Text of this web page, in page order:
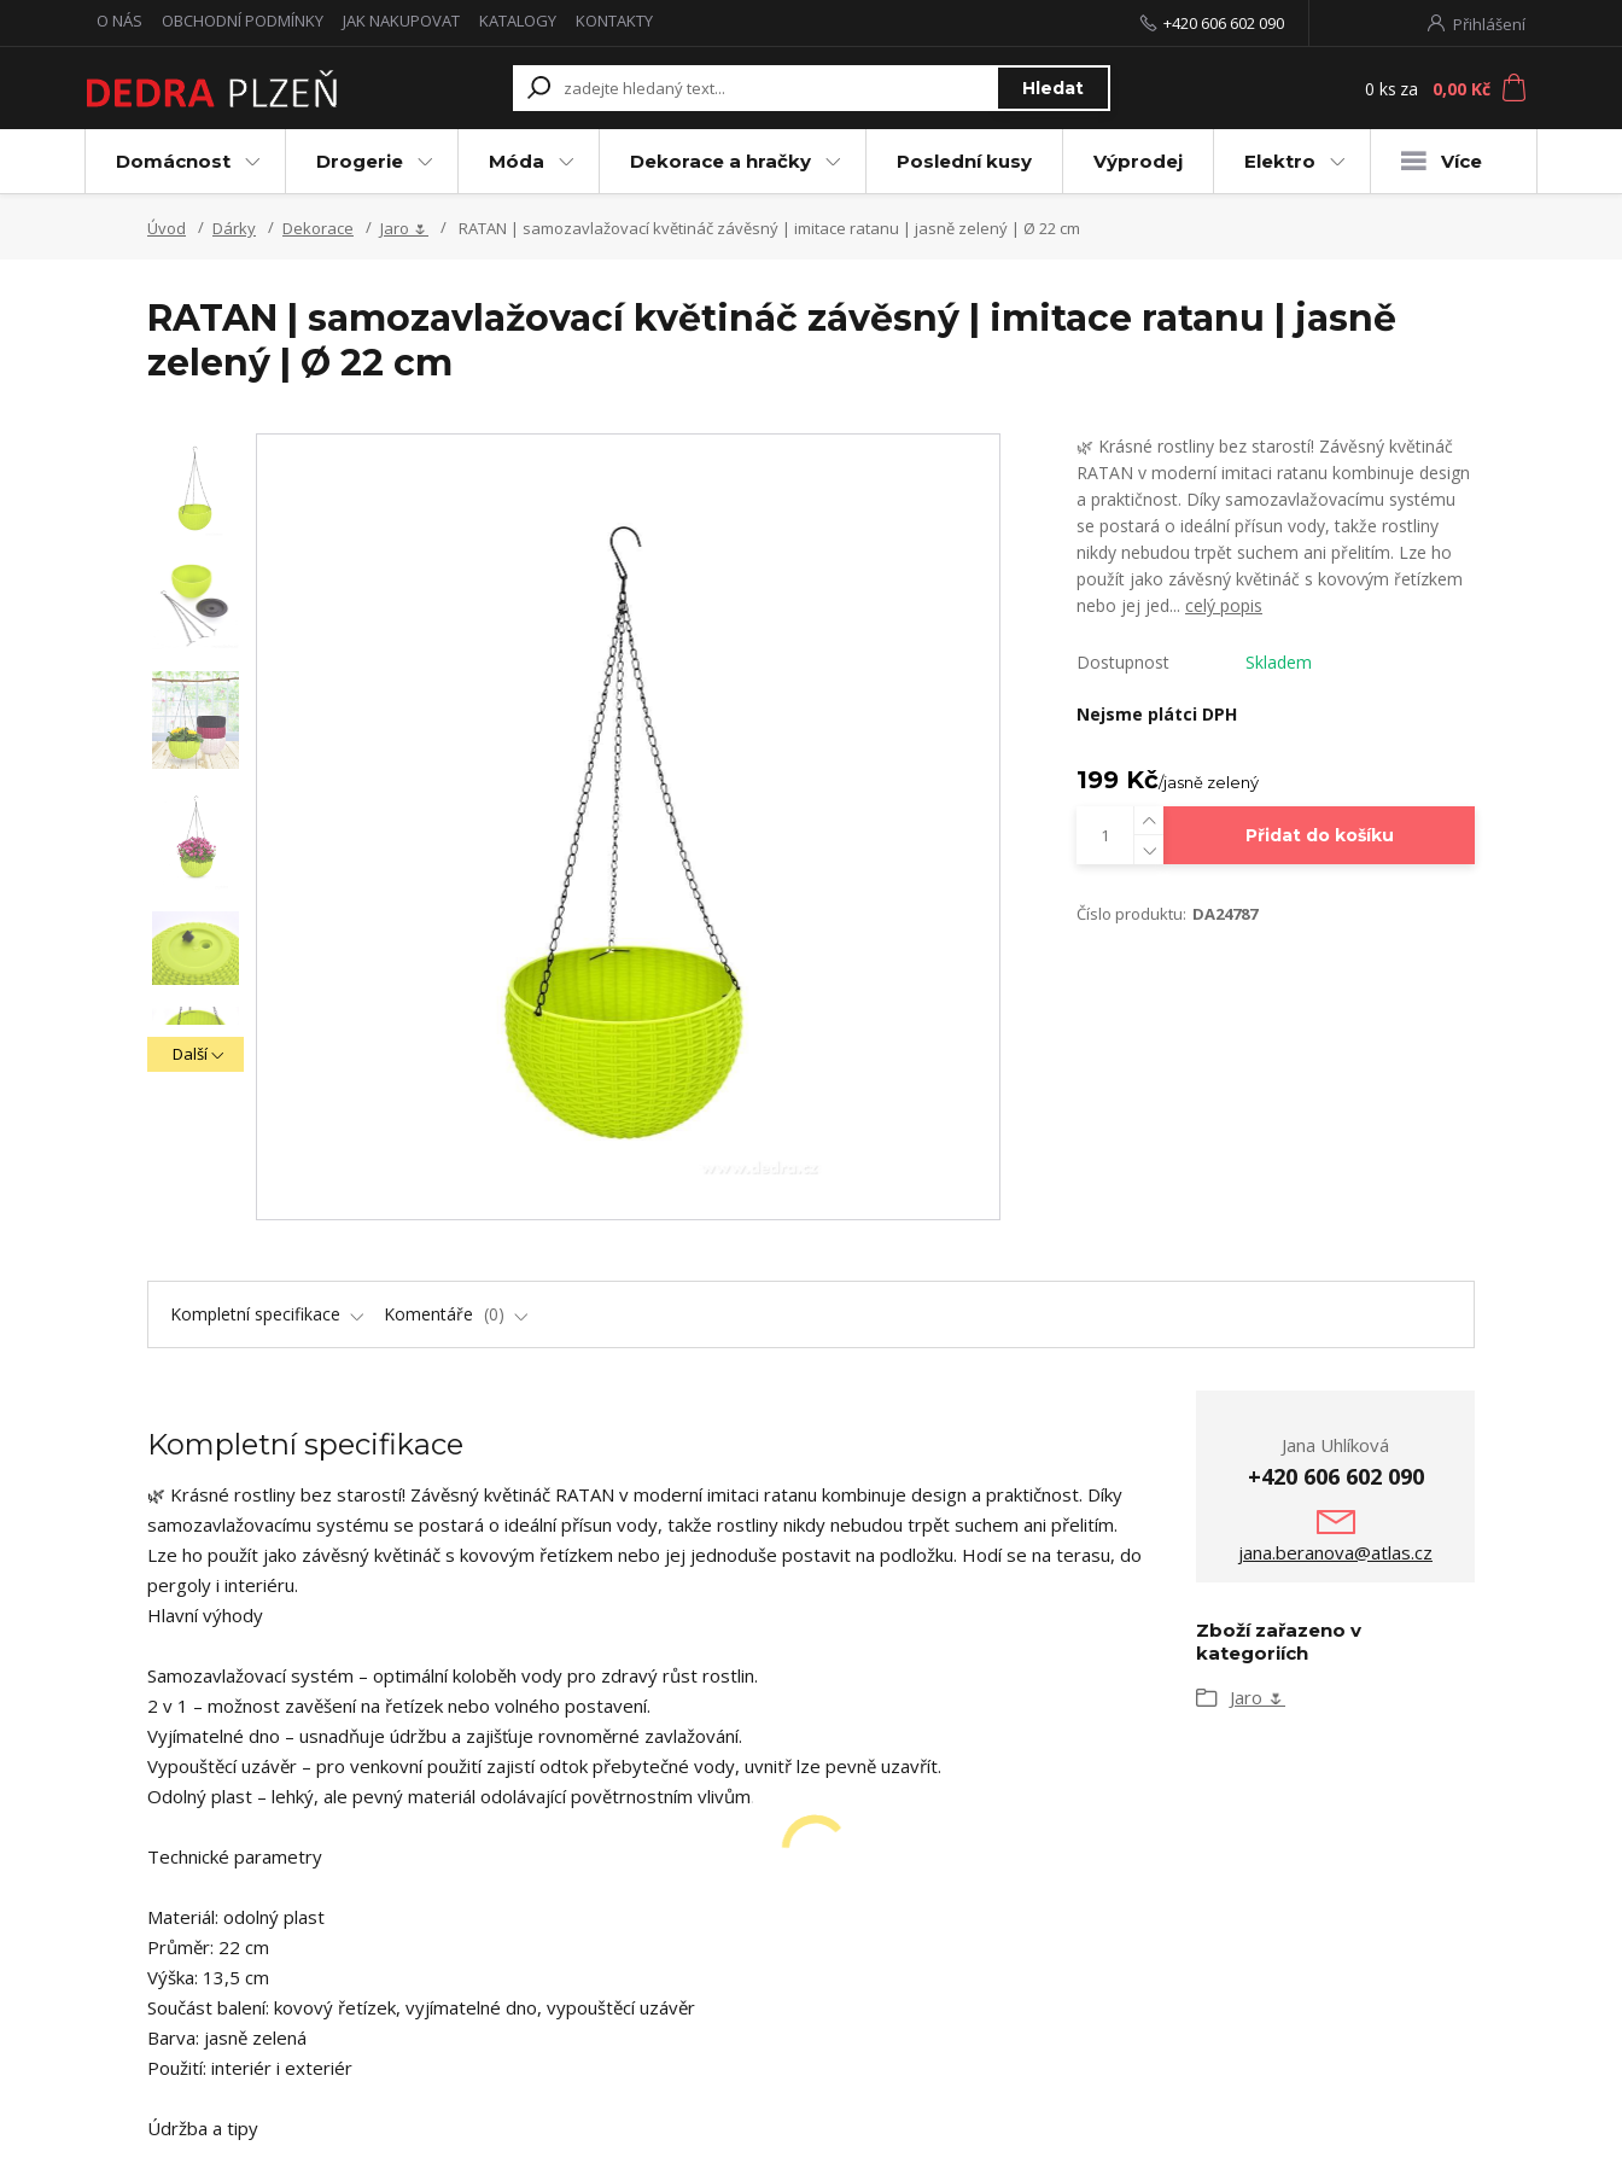
O NÁS OBCHODNÍ PODMÍNKY JAK NAKUPOVAT KATALOGY KONTAKTY Přihlášení
Hledat
+420 606 602 090
0 ks za 0,00 Kč
Domácnost Drogerie Móda Dekorace a hračky Poslední kusy Výprodej Elektro Více
Úvod Dárky Dekorace Jaro 🌷 RATAN | samozavlažovací květináč závěsný | imitace ratanu | jasně zelený | Ø 22 cm
RATAN | samozavlažovací květináč závěsný | imitace ratanu | jasně
zelený | Ø 22 cm
Další
🌿 Krásné rostliny bez starostí! Závěsný květináč
RATAN v moderní imitaci ratanu kombinuje design
a praktičnost. Díky samozavlažovacímu systému
se postará o ideální přísun vody, takže rostliny
nikdy nebudou trpět suchem ani přelitím. Lze ho
použít jako závěsný květináč s kovovým řetízkem
nebo jej jed... celý popis
Dostupnost Skladem
Nejsme plátci DPH
199 Kč/jasně zelený
Přidat do košíku
Číslo produktu: DA24787
Kompletní specifikace Komentáře 0
Kompletní specifikace
🌿 Krásné rostliny bez starostí! Závěsný květináč RATAN v moderní imitaci ratanu kombinuje design a praktičnost. Díky
samozavlažovacímu systému se postará o ideální přísun vody, takže rostliny nikdy nebudou trpět suchem ani přelitím.
Lze ho použít jako závěsný květináč s kovovým řetízkem nebo jej jednoduše postavit na podložku. Hodí se na terasu, do
pergoly i interiéru.
Hlavní výhody
Samozavlažovací systém – optimální koloběh vody pro zdravý růst rostlin.
2 v 1 – možnost zavěšení na řetízek nebo volného postavení.
Vyjímatelné dno – usnadňuje údržbu a zajišťuje rovnoměrné zavlažování.
Vypouštěcí uzávěr – pro venkovní použití zajistí odtok přebytečné vody, uvnitř lze pevně uzavřít.
Odolný plast – lehký, ale pevný materiál odolávající povětrnostním vlivům.
Technické parametry
Materiál: odolný plast
Průměr: 22 cm
Výška: 13,5 cm
Součást balení: kovový řetízek, vyjímatelné dno, vypouštěcí uzávěr
Barva: jasně zelená
Použití: interiér i exteriér
Údržba a tipy
Jana Uhlíková
+420 606 602 090
jana.beranova@atlas.cz
Zboží zařazeno v
kategoriích
Jaro 🌷